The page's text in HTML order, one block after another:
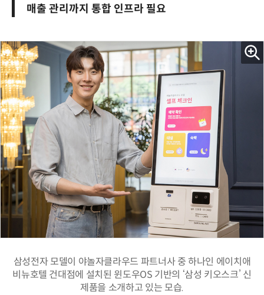
매출 관리까지 통합 인프라 필요
삼성전자 모델이 야놀자클라우드 파트너사 중 하나인 에이치애
비뉴호텔 건대점에 설치된 윈도우OS 기반의 ‘삼성 키오스크’ 신
제품을 소개하고 있는 모습.